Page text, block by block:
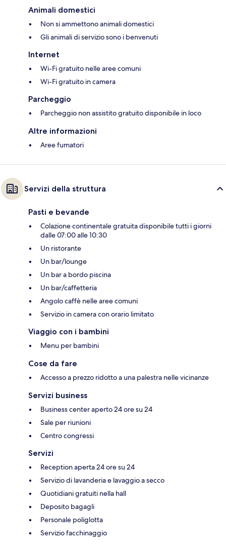
Animali domestici
Non si ammettono animali domestici
Gli animali di servizio sono i benvenuti
Internet
Wi-Fi gratuito nelle aree comuni
Wi-Fi gratuito in camera
Parcheggio
Parcheggio non assistito gratuito disponibile in loco
Altre informazioni
Aree fumatori
Servizi della struttura
Pasti e bevande
Colazione continentale gratuita disponibile tutti i giorni
dalle 07:00 alle 10:30
Un ristorante
Un bar/lounge
Un bar a bordo piscina
Un bar/caffetteria
Angolo caffè nelle aree comuni
Servizio in camera con orario limitato
Viaggio con i bambini
Menu per bambini
Cose da fare
Accesso a prezzo ridotto a una palestra nelle vicinanze
Servizi business
Business center aperto 24 ore su 24
Sale per riunioni
Centro congressi
Servizi
Reception aperta 24 ore su 24
Servizio di lavanderia e lavaggio a secco
Quotidiani gratuiti nella hall
Deposito bagagli
Personale poliglotta
Servizio facchinaggio